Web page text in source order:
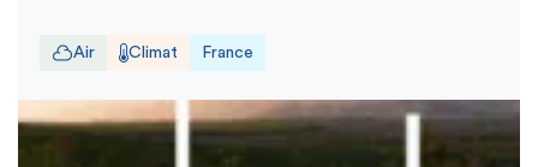
Air Climat France